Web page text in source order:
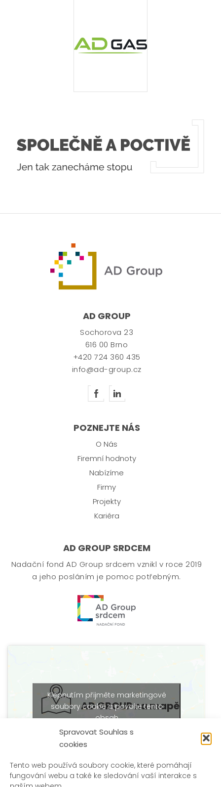
Spravovat Souhlas s
cookies
Tento web používá soubory cookie, které pomáhají
fungování webu a také ke sledování vaší interakce s
AD GROUP
Sochorova 23
616 00 Brno
+420 724 360 435
info@ad-group.cz
POZNEJTE NÁS
O Nás
Firemní hodnoty
Nabízíme
Firmy
Projekty
Kariéra
AD GROUP SRDCEM
Nadační fond AD Group srdcem vznikl v roce 2019
a jeho posláním je pomoc potřebným.
AD GROUP na mapě
Klepnutím přijměte marketingové
soubory cookie a povolte tento
obsah